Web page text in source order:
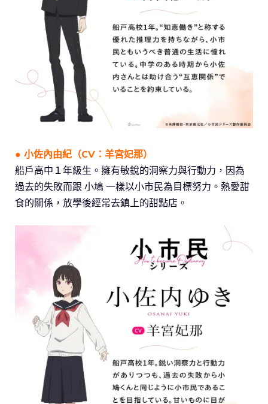
● 小佐內由紀（CV： 羊宮妃那）
船戶高中１年級生。擁有敏銳的洞察力與行動力，因為
過去的失敗而跟 小鳩 一樣以小市民為目標努力。熱愛甜
食的關係，放學後經常去鎮上的甜點店。